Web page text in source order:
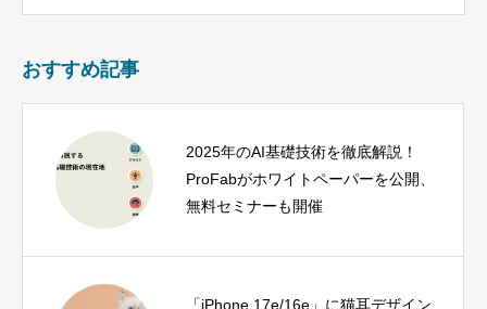
おすすめ記事
2025年のAI基礎技術を徹底解説！
ProFabがホワイトペーパーを公開、
無料セミナーも開催
「iPhone 17e/16e」に猫耳デザイン